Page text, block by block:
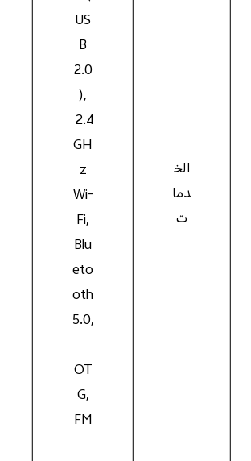
الخ
دما
ت
US
B
2.0
),
2.4
GH
z
Wi-
Fi,
Blu
eto
oth
5.0,
OT
G,
FM